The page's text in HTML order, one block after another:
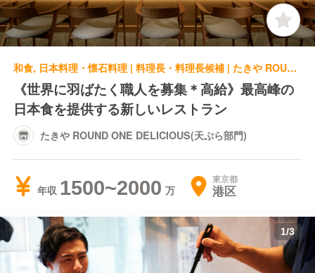
和食, 日本料理・懐石料理 | 料理長・料理長候補 | たきや ROUND ONE DELICIOUS(天ぷら部門)
《世界に羽ばたく職人を募集＊高給》最高峰の
日本食を提供する新しいレストラン
たきや ROUND ONE DELICIOUS(天ぷら部門)
年収 1500~2000 東京都
港区
1/3